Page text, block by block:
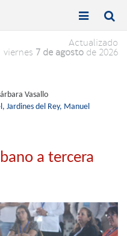
Toggle

Toggle

Actualizado
viernes 7 de agosto de 2026
Vasallo
Jardines del Rey, Manuel
a tercera